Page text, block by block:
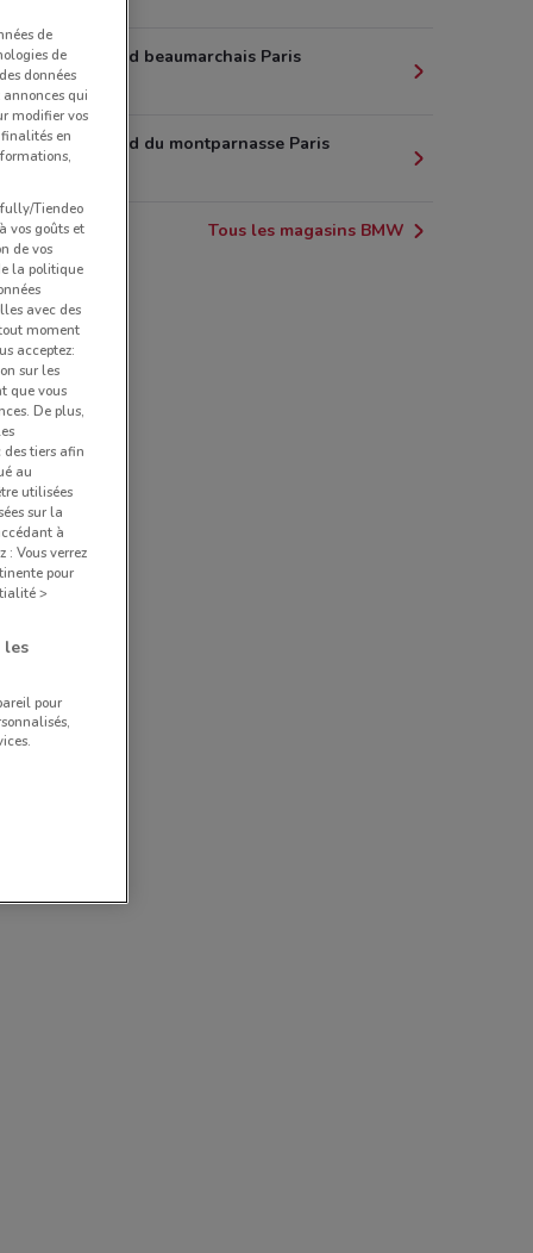
15 boulevard beaumarchais Paris
2.1 km
10 boulevard du montparnasse Paris
Tous les magasins BMW
de
de
données
qui
modifier vos
en
Tiendeo
vos goûts et
de vos
la politique
avec des
moment
acceptez:
sur les
que vous
De plus,
tiers afin
au
utilisées
sur la
à
Vous verrez
pour
>
les
pour